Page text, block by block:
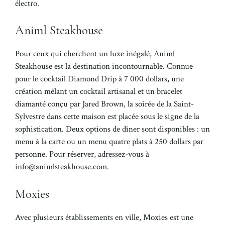
électro.
Animl Steakhouse
Pour ceux qui cherchent un luxe inégalé, Animl
Steakhouse est la destination incontournable. Connue
pour le cocktail Diamond Drip à 7 000 dollars, une
création mêlant un cocktail artisanal et un bracelet
diamanté conçu par Jared Brown, la soirée de la Saint-
Sylvestre dans cette maison est placée sous le signe de la
sophistication. Deux options de dîner sont disponibles : un
menu à la carte ou un menu quatre plats à 250 dollars par
personne. Pour réserver, adressez-vous à
info@animlsteakhouse.com.
Moxies
Avec plusieurs établissements en ville, Moxies est une